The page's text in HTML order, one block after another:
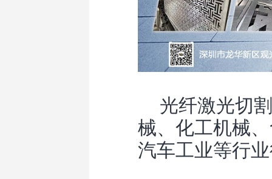
光纤激光切割
械、化工机械
汽车工业等行